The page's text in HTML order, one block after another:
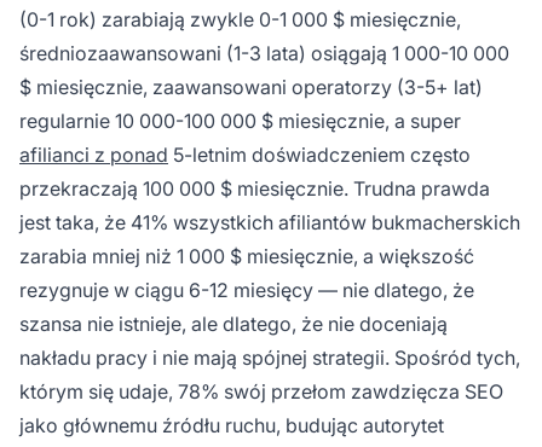
(0-1 rok) zarabiają zwykle 0-1 000 $ miesięcznie,
średniozaawansowani (1-3 lata) osiągają 1 000-10 000
$ miesięcznie, zaawansowani operatorzy (3-5+ lat)
regularnie 10 000-100 000 $ miesięcznie, a super
afilianci z ponad 5-letnim doświadczeniem często
przekraczają 100 000 $ miesięcznie. Trudna prawda
jest taka, że 41% wszystkich afiliantów bukmacherskich
zarabia mniej niż 1 000 $ miesięcznie, a większość
rezygnuje w ciągu 6-12 miesięcy — nie dlatego, że
szansa nie istnieje, ale dlatego, że nie doceniają
nakładu pracy i nie mają spójnej strategii. Spośród tych,
którym się udaje, 78% swój przełom zawdzięcza SEO
jako głównemu źródłu ruchu, budując autorytet